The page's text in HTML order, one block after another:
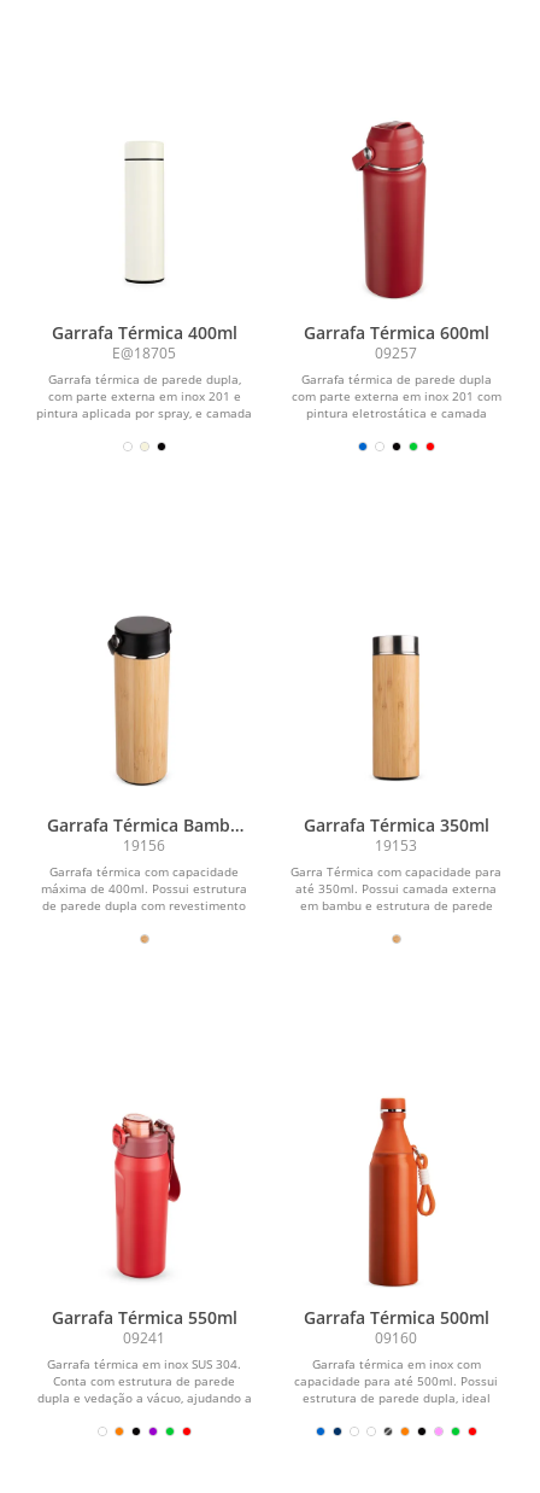
Garrafa Térmica 400ml
E@18705
Garrafa térmica de parede dupla,
com parte externa em inox 201 e
pintura aplicada por spray, e camada
Garrafa Térmica 600ml
09257
Garrafa térmica de parede dupla
com parte externa em inox 201 com
pintura eletrostática e camada
Garrafa Térmica Bambu
400ml
19156
Garrafa térmica com capacidade
máxima de 400ml. Possui estrutura
de parede dupla com revestimento
Garrafa Térmica 350ml
19153
Garra Térmica com capacidade para
até 350ml. Possui camada externa
em bambu e estrutura de parede
Garrafa Térmica 550ml
09241
Garrafa térmica em inox SUS 304.
Conta com estrutura de parede
dupla e vedação a vácuo, ajudando a
Garrafa Térmica 500ml
09160
Garrafa térmica em inox com
capacidade para até 500ml. Possui
estrutura de parede dupla, ideal